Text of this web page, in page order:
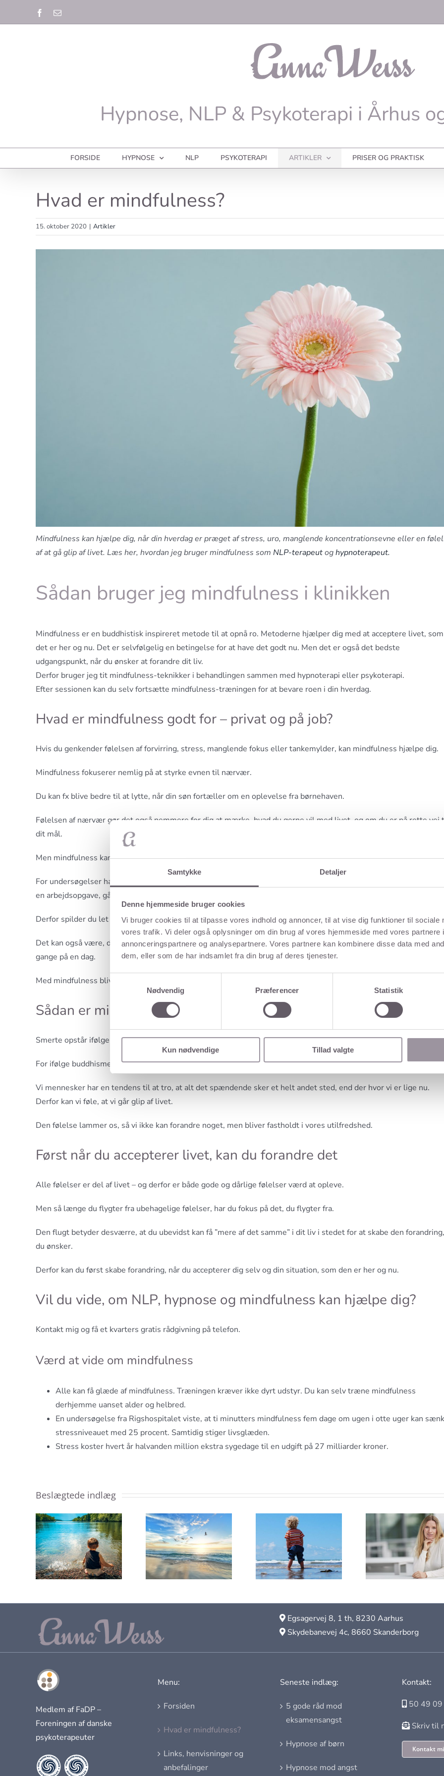
Samtykke Detaljer
Denne hjemmeside bruger cookies
Vi bruger cookies til at tilpasse vores indhold og annoncer, til at vise dig funktioner til sociale
vores trafik. Vi deler også oplysninger om din brug af vores hjemmeside med vores partnere
annonceringspartnere og analysepartnere. Vores partnere kan kombinere disse data med
dem, eller som de har indsamlet fra din brug af deres tjenester.
Samtykkevalg
Nødvendig
Præferencer Statistik
Kun nødvendige Tillad valgte
Facebook
E-
Hypnose, NLP & Psykoterapi i Århus
FORSIDE HYPNOSE NLP PSYKOTERAPI ARTIKLER PRISER OG PRAKTISK
Hvad er mindfulness?
15. oktober 2020 | Artikler
Mindfulness kan hjælpe dig, når din hverdag er præget af stress, uro, manglende koncentrationsevne eller en
af at gå glip af livet. Læs her, hvordan jeg bruger mindfulness som NLP-terapeutoghypnoterapeut.
Sådan bruger jeg mindfulness i klinikken
Mindfulness er en buddhistisk inspireret metode til at opnå ro. Metoderne hjælper dig med at acceptere livet, som
det er her og nu. Det er selvfølgelig en betingelse for at have det godt nu. Men det er også det bedste
udgangspunkt, når du ønsker at forandre dit liv.
Derfor bruger jeg tit mindfulness-teknikker i behandlingen sammen med hypnoterapi eller psykoterapi.
Efter sessionen kan du selv fortsætte mindfulness-træningen for at bevare roen i din hverdag.
Hvad er mindfulness godt for – privat og på job?
Hvis du genkender følelsen af forvirring, stress, manglende fokus eller tankemylder, kan mindfulness hjælpe dig.
Mindfulness fokuserer nemlig på at styrke evnen til nærvær.
Du kan fx blive bedre til at lytte, når din søn fortæller om en oplevelse fra børnehaven.
Følelsen af nærvær gør det også nemmere for dig at mærke, hvad du gerne vil med livet, og om du er på rette vej
dit mål.
Men mindfulness kan også hjælpe dig på jobbet.
For undersøgelser har nemlig vist, at hver afbrydelse af en arbejdsopgaver koster dyrebar tid. Hvis du bliver
en arbejdsopgave, går der tyve minutter, før du igen fokuserer lige så godt.
Derfor spilder du let arbejdstid, hvis du springer fra opgave til opgave, fordi du mangler fokus.
Det kan også være, du laver for mange overspringshandlinger som at tjekke smartphone eller mailboks mange
gange på en dag.
Med mindfulness bliver du mere effektiv og når derfor mere i din arbejdsdag.
Sådan er mindfulness inspireret af buddhismen
Smerte opstår ifølge buddhismen, fordi intet i livet varer ved.
For ifølge buddhismen skaber det nemlig smerte og livsfrygt at frygte fremtiden eller tænke tilbage på fortiden.
Vi mennesker har en tendens til at tro, at alt det spændende sker et helt andet sted, end der hvor vi er lige nu.
Derfor kan vi føle, at vi går glip af livet.
Den følelse lammer os, så vi ikke kan forandre noget, men bliver fastholdt i vores utilfredshed.
Først når du accepterer livet, kan du forandre det
Alle følelser er del af livet – og derfor er både gode og dårlige følelser værd at opleve.
Men så længe du flygter fra ubehagelige følelser, har du fokus på det, du flygter fra.
Den flugt betyder desværre, at du ubevidst kan få ”mere af det samme” i dit liv i stedet for at skabe den forandring,
du ønsker.
Derfor kan du først skabe forandring, når du accepterer dig selv og din situation, som den er her og nu.
Vil du vide, om NLP, hypnose og mindfulness kan hjælpe dig?
Kontakt mig og få et kvarters gratis rådgivning på telefon.
Værd at vide om mindfulness
Alle kan få glæde af mindfulness. Træningen kræver ikke dyrt udstyr. Du kan selv træne mindfulness
derhjemme uanset alder og helbred.
En undersøgelse fra Rigshospitalet viste, at ti minutters mindfulness fem dage om ugen i otte uger kan
stressniveauet med 25 procent. Samtidig stiger livsglæden.
Stress koster hvert år halvanden million ekstra sygedage til en udgift på 27 milliarder kroner.
Beslægtede indlæg
Hypnose
mod angst
Hvad er
NLP?
Hvordan
virker
hypnose?
Egsagervej 8, 1 th, 8230 Aarhus
Skydebanevej 4c, 8660 Skanderborg
Medlem af FaDP –
Foreningen af danske
psykoterapeuter
Menu:
Forsiden
Hvad er mindfulness?
Links, henvisninger og
anbefalinger
Seneste indlæg:
5 gode råd mod
eksamensangst
Hypnose af børn
Hypnose mod angst
Kontakt:
50 49
Skriv til
Kontakt